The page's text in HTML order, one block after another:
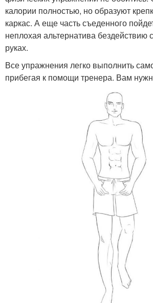
калории полностью, но образуют
каркас. А еще часть съеденного
неплохая альтернатива бездействию
руках.
Все упражнения легко выполнить
прибегая к помощи тренера. Вам